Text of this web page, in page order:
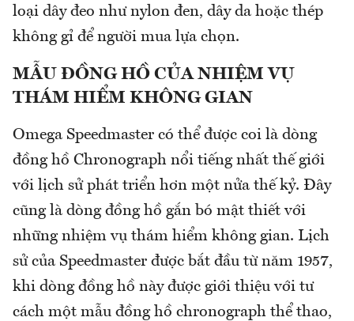
loại dây đeo như nylon đen, dây da hoặc thép
không gỉ để người mua lựa chọn.
MẪU ĐỒNG HỒ CỦA NHIỆM VỤ
THÁM HIỂM KHÔNG GIAN
Omega Speedmaster có thể được coi là dòng
đồng hồ Chronograph nổi tiếng nhất thế giới
với lịch sử phát triển hơn một nửa thế kỷ. Đây
cũng là dòng đồng hồ gắn bó mật thiết với
những nhiệm vụ thám hiểm không gian. Lịch
sử của Speedmaster được bắt đầu từ năm 1957,
khi dòng đồng hồ này được giới thiệu với tư
cách một mẫu đồng hồ chronograph thể thao,